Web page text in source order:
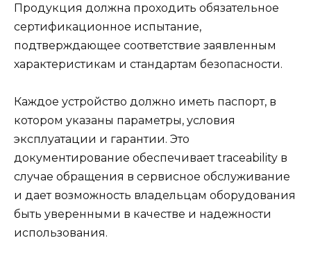
Продукция должна проходить обязательное
сертификационное испытание,
подтверждающее соответствие заявленным
характеристикам и стандартам безопасности.
Каждое устройство должно иметь паспорт, в
котором указаны параметры, условия
эксплуатации и гарантии. Это
документирование обеспечивает traceability в
случае обращения в сервисное обслуживание
и дает возможность владельцам оборудования
быть уверенными в качестве и надежности
использования.